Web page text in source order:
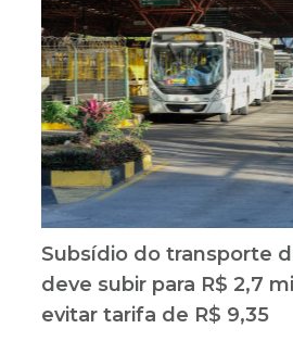
Subsídio do transporte
deve subir para R$ 2,7
evitar tarifa de R$ 9,35